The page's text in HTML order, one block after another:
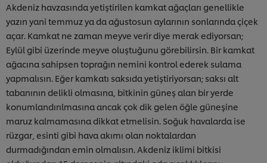
Akdeniz havzasında yetiştirilen kamkat ağaçları genellikle
yazın yani temmuz ya da ağustosun aylarının sonlarında çiçek
açar. Kamkat ne zaman meyve verir diye merak ediyorsan;
Eylül gibi üzerinde meyve oluştuğunu görebilirsin. Bir kamkat
ağacına sahipsen toprağın nemini kontrol ederek sulama
yapmalısın. Eğer kamkatı saksıda yetiştiriyorsan; saksı alt
tabanının delikli olmasına, bitkinin güneş alan bir yerde
konumlandırılmasına ancak çok dik gelen öğle güneşine
maruz kalmamasına dikkat etmelisin. Soğuk havalarda ise
rüzgar, esinti gibi hava akımı olan noktalardan
durmadığından emin olmalısın. Akdeniz iklimi bitkisi